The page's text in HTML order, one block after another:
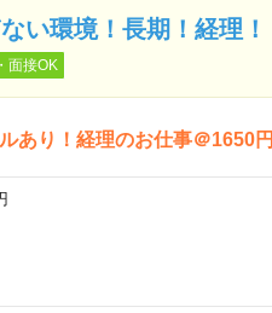
い環境！長期！経理！
面接OK
あり！経理のお仕事＠1650円